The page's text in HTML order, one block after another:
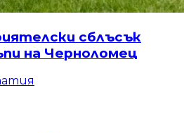
сблъсък
на Черноломец